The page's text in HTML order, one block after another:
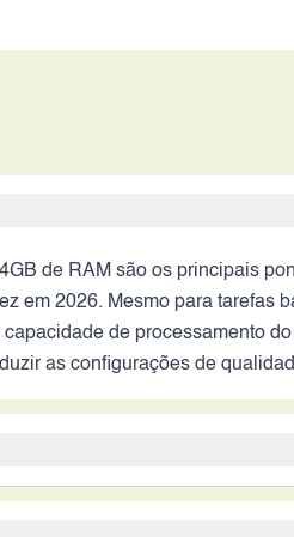
de RAM são os principais
em 2026. Mesmo para tarefas
de processamento
as configurações de